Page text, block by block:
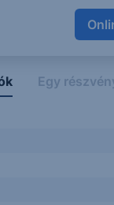
adatok
Egy